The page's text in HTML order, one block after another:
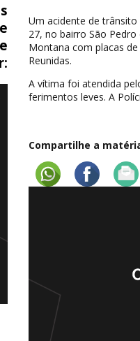
Um acidente de
27, no bairro São
Montana com placas
Reunidas.
A vítima foi atendida
ferimentos leves. A
Compartilhe a